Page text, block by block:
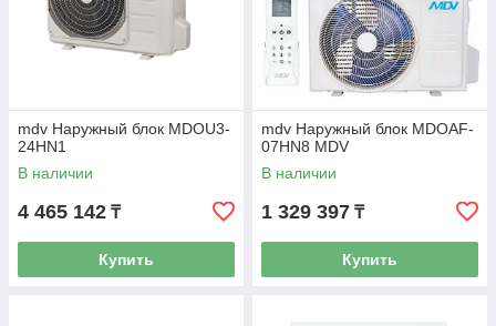
mdv Наружный блок MDOU3-
24HN1
В наличии
4 465 142 ₸
Купить
mdv Наружный блок MDOAF-
07HN8 MDV
В наличии
1 329 397 ₸
Купить